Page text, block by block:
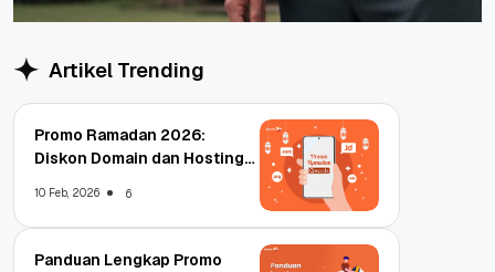
Artikel Trending
Promo Ramadan 2026:
Diskon Domain dan Hosting
10 Feb, 2026 6
Panduan Lengkap Promo